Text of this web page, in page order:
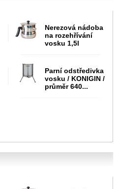
Nerezová nádoba
na rozehřívání
vosku 1,5l
Parní odstředivka
vosku / KONIGIN /
průměr 640...